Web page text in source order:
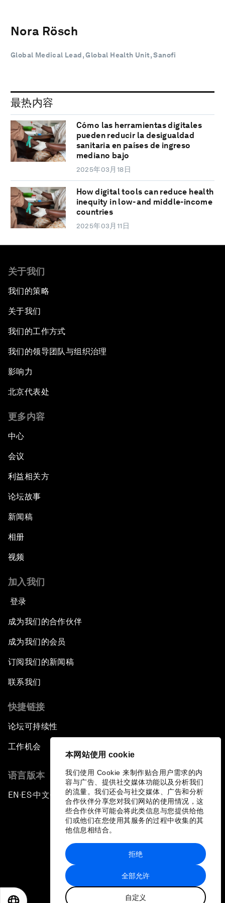
本网站使用 cookie
我们使用 Cookie 来制作贴合用户需求的内
容与广告、提供社交媒体功能以及分析我们
的流量。我们还会与社交媒体、广告和分析
合作伙伴分享您对我们网站的使用情况，这
些合作伙伴可能会将此类信息与您提供给他
们或他们在您使用其服务的过程中收集的其
他信息相结合。
全部允许
自定义
拒绝
Nora Rösch
Global Medical Lead, Global Health Unit, Sanofi
最热内容
Cómo las herramientas digitales
pueden reducir la desigualdad
sanitaria en países de ingreso
mediano bajo
2025年03月18日
How digital tools can reduce health
inequity in low- and middle-income
countries
2025年03月11日
关于我们
我们的策略
关于我们
我们的工作方式
我们的领导团队与组织治理
影响力
北京代表处
更多内容
中心
会议
利益相关方
论坛故事
新闻稿
相册
视频
加入我们
登录
成为我们的合作伙伴
成为我们的会员
订阅我们的新闻稿
联系我们
快捷链接
论坛可持续性
工作机会
语言版本
EN ▪ ES▪中文▪ 日本語
站点地图
世界经济论坛